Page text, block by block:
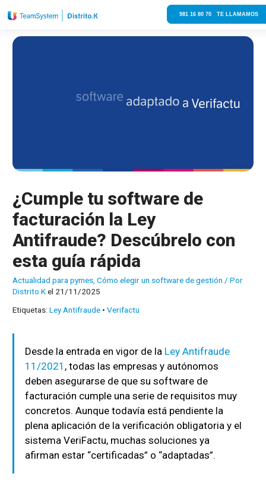
981 16 80 70 TE LLAMAMOS
¿Cumple tu software de
facturación la Ley
Antifraude? Descúbrelo con
esta guía rápida
Actualidad para pymes ,Cómo elegir un software de gestión / Por
Distrito Kel 21/11/2025
Etiquetas:Ley Antifraude •Verifactu
Desde la entrada en vigor de la Ley Antifraude
11/2021 , todas las empresas y autónomos
deben asegurarse de que su software de
facturación cumple una serie de requisitos muy
concretos. Aunque todavía está pendiente la
plena aplicación de la verificación obligatoria y el
sistema VeriFactu, muchas soluciones ya
afirman estar “certificadas” o “adaptadas”.